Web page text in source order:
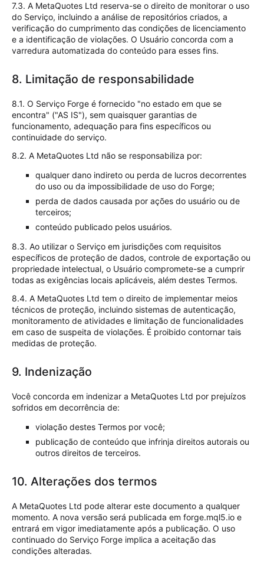
7.3. A MetaQuotes Ltd reserva-se o direito de monitorar o uso
do Serviço, incluindo a análise de repositórios criados, a
verificação do cumprimento das condições de licenciamento
e a identificação de violações. O Usuário concorda com a
varredura automatizada do conteúdo para esses fins.
8. Limitação de responsabilidade
8.1. O Serviço Forge é fornecido "no estado em que se
encontra" ("AS IS"), sem quaisquer garantias de
funcionamento, adequação para fins específicos ou
continuidade do serviço.
8.2. A MetaQuotes Ltd não se responsabiliza por:
qualquer dano indireto ou perda de lucros decorrentes
do uso ou da impossibilidade de uso do Forge;
perda de dados causada por ações do usuário ou de
terceiros;
conteúdo publicado pelos usuários.
8.3. Ao utilizar o Serviço em jurisdições com requisitos
específicos de proteção de dados, controle de exportação ou
propriedade intelectual, o Usuário compromete-se a cumprir
todas as exigências locais aplicáveis, além destes Termos.
8.4. A MetaQuotes Ltd tem o direito de implementar meios
técnicos de proteção, incluindo sistemas de autenticação,
monitoramento de atividades e limitação de funcionalidades
em caso de suspeita de violações. É proibido contornar tais
medidas de proteção.
9. Indenização
Você concorda em indenizar a MetaQuotes Ltd por prejuízos
sofridos em decorrência de:
violação destes Termos por você;
publicação de conteúdo que infrinja direitos autorais ou
outros direitos de terceiros.
10. Alterações dos termos
A MetaQuotes Ltd pode alterar este documento a qualquer
momento. A nova versão será publicada em forge.mql5.io e
entrará em vigor imediatamente após a publicação. O uso
continuado do Serviço Forge implica a aceitação das
condições alteradas.